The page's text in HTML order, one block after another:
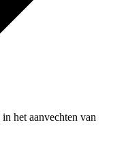
in het aanvechten van